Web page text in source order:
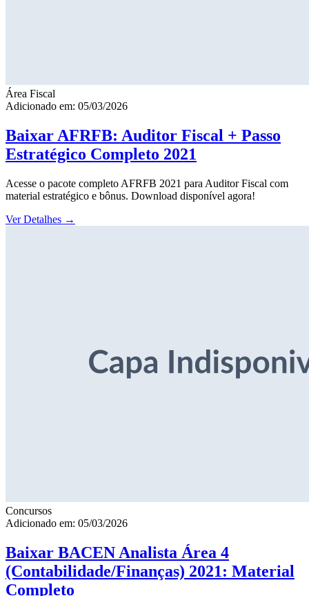
Área Fiscal
Adicionado em: 05/03/2026
Baixar AFRFB: Auditor Fiscal + Passo
Estratégico Completo 2021
Acesse o pacote completo AFRFB 2021 para Auditor Fiscal com
material estratégico e bônus. Download disponível agora!
Ver Detalhes →
Concursos
Adicionado em: 05/03/2026
Baixar BACEN Analista Área 4
(Contabilidade/Finanças) 2021: Material
Completo